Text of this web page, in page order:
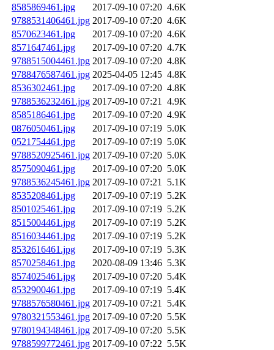
8585869461.jpg
2017-09-10 07:20 4.6K
9788531406461.jpg 2017-09-10 07:20 4.6K
8570623461.jpg
2017-09-10 07:20 4.6K
8571647461.jpg
2017-09-10 07:20 4.7K
9788515004461.jpg 2017-09-10 07:20 4.8K
9788476587461.jpg 2025-04-05 12:45 4.8K
8536302461.jpg
2017-09-10 07:20 4.8K
9788536232461.jpg 2017-09-10 07:21 4.9K
8585186461.jpg
2017-09-10 07:20 4.9K
0876050461.jpg
2017-09-10 07:19 5.0K
0521754461.jpg
2017-09-10 07:19 5.0K
9788520925461.jpg 2017-09-10 07:20 5.0K
8575090461.jpg
2017-09-10 07:20 5.0K
9788536245461.jpg 2017-09-10 07:21 5.1K
8535208461.jpg
2017-09-10 07:19 5.2K
8501025461.jpg
2017-09-10 07:19 5.2K
8515004461.jpg
2017-09-10 07:19 5.2K
8516034461.jpg
2017-09-10 07:19 5.2K
8532616461.jpg
2017-09-10 07:19 5.3K
8570258461.jpg
2020-08-09 13:46 5.3K
8574025461.jpg
2017-09-10 07:20 5.4K
8532900461.jpg
2017-09-10 07:19 5.4K
9788576580461.jpg 2017-09-10 07:21 5.4K
9780321553461.jpg 2017-09-10 07:20 5.5K
9780194348461.jpg 2017-09-10 07:20 5.5K
9788599772461.jpg 2017-09-10 07:22 5.5K